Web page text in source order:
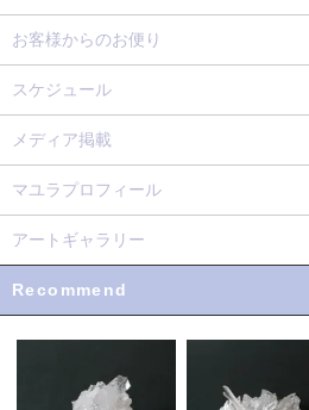
お客様からのお便り
スケジュール
メディア掲載
マユラプロフィール
アートギャラリー
Recommend